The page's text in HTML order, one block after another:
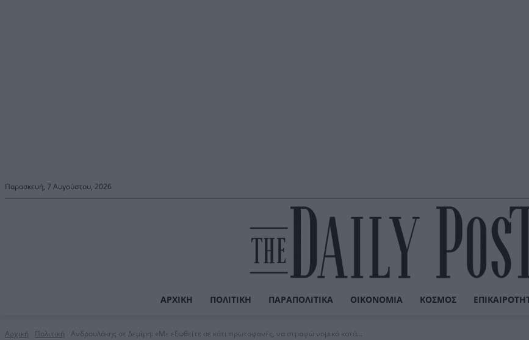
Παρασκευή, 7 Αυγούστου, 2026
ΑΡΧΙΚΉ ΠΟΛΙΤΙΚΉ ΠΑΡΑΠΟΛΙΤΙΚΆ ΟΙΚΟΝΟΜΊΑ ΚΌΣΜΟΣ
Αρχική Πολιτική Ανδρουλάκης σε Δεμίρη: «Με εξωθείτε σε κάτι πρωτοφανές, να στραφώ νομικά κατά...